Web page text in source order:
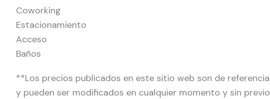
Coworking
Estacionamiento
Acceso
Baños
**Los precios publicados en este sitio web son de
y pueden ser modificados en cualquier momento y sin